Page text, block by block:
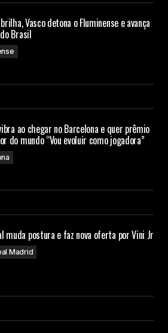
Vasco detona o Fluminense e avança
Brasil
ao chegar no Barcelona e quer prêmio
do mundo “Vou evoluir como jogadora”
muda postura e faz nova oferta por Vini Jr
Madrid